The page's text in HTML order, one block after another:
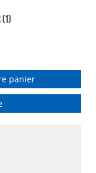
(1)
panier